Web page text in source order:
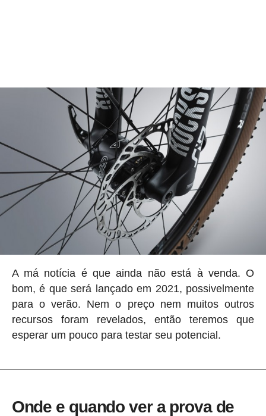
A má notícia é que ainda não está à venda. O
bom, é que será lançado em 2021, possivelmente
para o verão. Nem o preço nem muitos outros
recursos foram revelados, então teremos que
esperar um pouco para testar seu potencial.
Onde e quando ver a prova de